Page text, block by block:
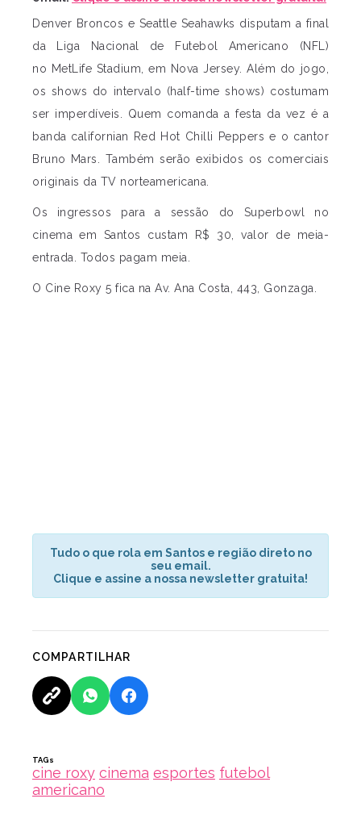
Denver Broncos e Seattle Seahawks disputam a final
da Liga Nacional de Futebol Americano (NFL)
no MetLife Stadium, em Nova Jersey. Além do jogo,
os shows do intervalo (half-time shows) costumam
ser imperdíveis. Quem comanda a festa da vez é a
banda californian Red Hot Chilli Peppers e o cantor
Bruno Mars. Também serão exibidos os comerciais
originais da TV norteamericana.
Os ingressos para a sessão do Superbowl no
cinema em Santos custam R$ 30, valor de meia-
entrada. Todos pagam meia.
O Cine Roxy 5 fica na Av. Ana Costa, 443, Gonzaga.
Tudo o que rola em Santos e região direto no
seu email.
Clique e assine a nossa newsletter gratuita!
COMPARTILHAR
TAGs
cine roxy cinema esportes futebol
americano